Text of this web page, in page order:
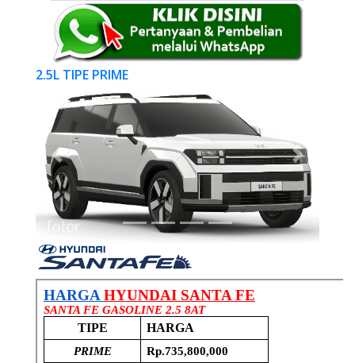
2.5L TIPE PRIME
Previous Next